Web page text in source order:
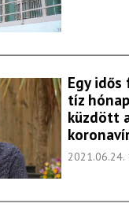
Egy
tíz
küzdött
2021.06.24.